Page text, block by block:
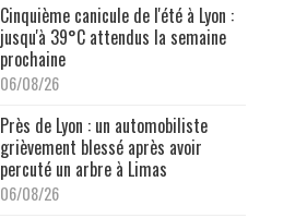
Cinquième canicule de l'été à Lyon :
jusqu'à 39°C attendus la semaine
prochaine
06/08/26
Près de Lyon : un automobiliste
grièvement blessé après avoir
percuté un arbre à Limas
06/08/26